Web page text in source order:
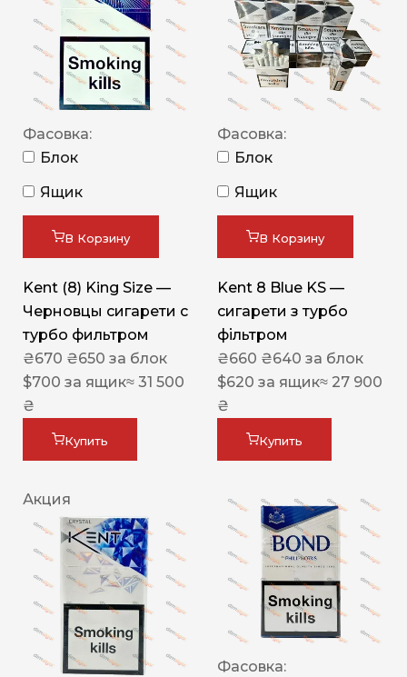
Фасовка:
Блок
Ящик
В Корзину
Kent (8) King Size —
Черновцы сигарети с
турбо фильтром
₴670 ₴650 за блок
$700 за ящик≈ 31 500
₴
Купить
Фасовка:
Блок
Ящик
В Корзину
Kent 8 Blue KS —
сигарети з турбо
фільтром
₴660 ₴640 за блок
$620 за ящик≈ 27 900
₴
Купить
Акция
Фасовка: